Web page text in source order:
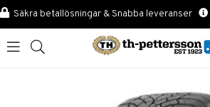
Säkra betallösningar & Snabba leveranser